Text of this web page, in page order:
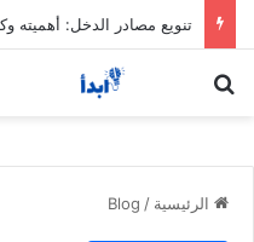
تنويع مصادر الدخل: أهميته
الرئيسية /
Blog